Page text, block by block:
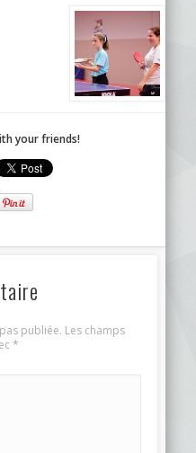
your friends!
publiée. Les champs
*